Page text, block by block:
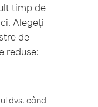
timp de
Alegeți
de
reduse:
dvs. când